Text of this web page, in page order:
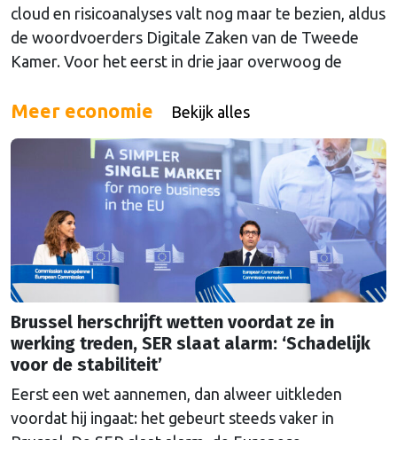
cloud en risicoanalyses valt nog maar te bezien, aldus
de woordvoerders Digitale Zaken van de Tweede
Kamer. Voor het eerst in drie jaar overwoog de
columnist Mendeltje van Keulen (cartoon).
Meer economie Bekijk alles
Brussel herschrijft wetten voordat ze in
werking treden, SER slaat alarm: ‘Schadelijk
voor de stabiliteit’
Eerst een wet aannemen, dan alweer uitkleden
voordat hij ingaat: het gebeurt steeds vaker in
Brussel. De SER slaat alarm, de Europese